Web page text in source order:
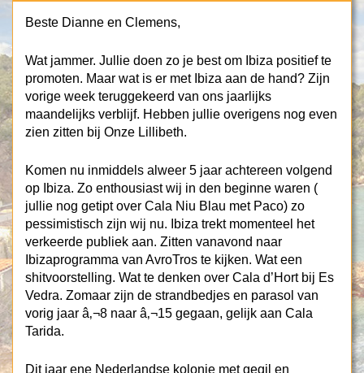
Beste Dianne en Clemens,
Wat jammer. Jullie doen zo je best om Ibiza positief te
promoten. Maar wat is er met Ibiza aan de hand? Zijn
vorige week teruggekeerd van ons jaarlijks
maandelijks verblijf. Hebben jullie overigens nog even
zien zitten bij Onze Lillibeth.
Komen nu inmiddels alweer 5 jaar achtereen volgend
op Ibiza. Zo enthousiast wij in den beginne waren (
jullie nog getipt over Cala Niu Blau met Paco) zo
pessimistisch zijn wij nu. Ibiza trekt momenteel het
verkeerde publiek aan. Zitten vanavond naar
Ibizaprogramma van AvroTros te kijken. Wat een
shitvoorstelling. Wat te denken over Cala d’Hort bij Es
Vedra. Zomaar zijn de strandbedjes en parasol van
vorig jaar â‚¬8 naar â‚¬15 gegaan, gelijk aan Cala
Tarida.
Dit jaar ene Nederlandse kolonie met gegil en